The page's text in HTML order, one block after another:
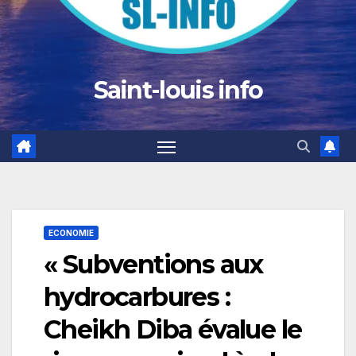
Saint-louis info
ECONOMIE
« Subventions aux
hydrocarbures :
Cheikh Diba évalue le